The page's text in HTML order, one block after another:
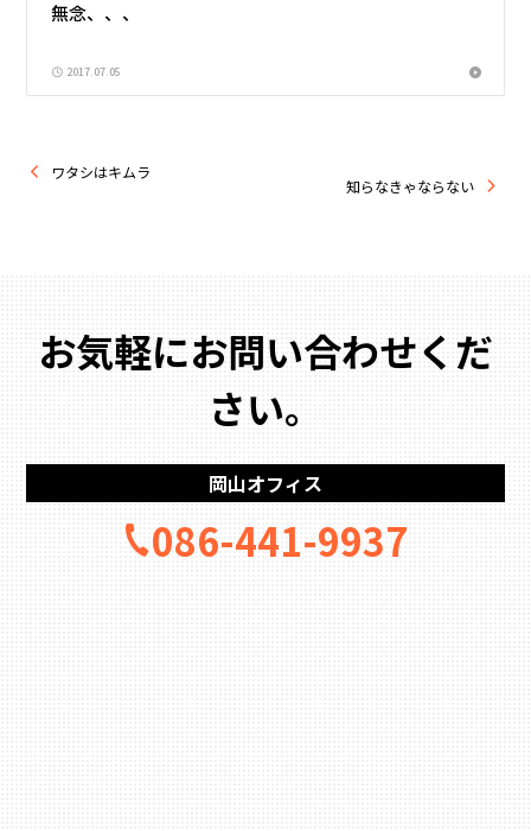
無念、、、
2017.07.05
ワタシはキムラ
知らなきゃならない
お気軽にお問い合わせくだ
さい。
岡山オフィス
086-441-9937